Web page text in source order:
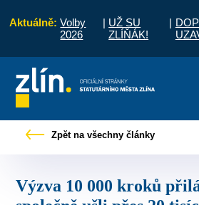
Aktuálně: Volby
2026
| UŽ SU
ZLÍŇÁK!
|
vyřídit Potřebuji zaplatit
Zpět na všechny články
Výzva 10 000 kroků přilákala Zlíňany,